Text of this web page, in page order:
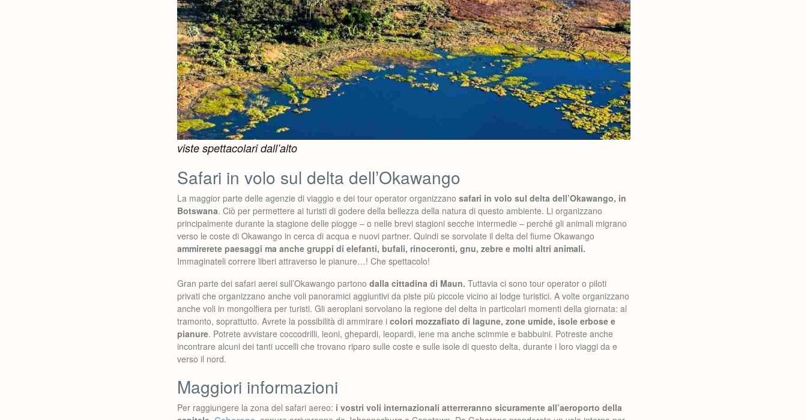
viste spettacolari dall’alto
Safari in volo sul delta dell’Okawango
La maggior parte delle agenzie di viaggio e dei tour operator organizzano safari in volo sul delta dell’Okawango, in
Botswana. Ciò per permettere ai turisti di godere della bellezza della natura di questo ambiente. Li organizzano
principalmente durante la stagione delle piogge – o nelle brevi stagioni secche intermedie – perché gli animali migrano
verso le coste di Okawango in cerca di acqua e nuovi partner. Quindi se sorvolate il delta del fiume Okawango
ammirerete paesaggi ma anche gruppi di elefanti, bufali, rinoceronti, gnu, zebre e molti altri animali.
Immaginateli correre liberi attraverso le pianure…! Che spettacolo!
Gran parte dei safari aerei sull’Okawango partono dalla cittadina di Maun. Tuttavia ci sono tour operator o piloti
privati che organizzano anche voli panoramici aggiuntivi da piste più piccole vicino ai lodge turistici. A volte organizzano
anche voli in mongolfiera per turisti. Gli aeroplani sorvolano la regione del delta in particolari momenti della giornata: al
tramonto, soprattutto. Avrete la possibilità di ammirare i colori mozzafiato di lagune, zone umide, isole erbose e
pianure. Potrete avvistare coccodrilli, leoni, ghepardi, leopardi, iene ma anche scimmie e babbuini. Potreste anche
incontrare alcuni dei tanti uccelli che trovano riparo sulle coste e sulle isole di questo delta, durante i loro viaggi da e
verso il nord.
Maggiori informazioni
Per raggiungere la zona del safari aereo: i vostri voli internazionali atterreranno sicuramente all’aeroporto della